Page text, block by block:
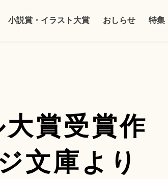
小説賞・イラスト大賞 おしらせ 特集
賞受賞作
文庫より